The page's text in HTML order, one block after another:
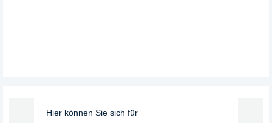
Hier können Sie sich für